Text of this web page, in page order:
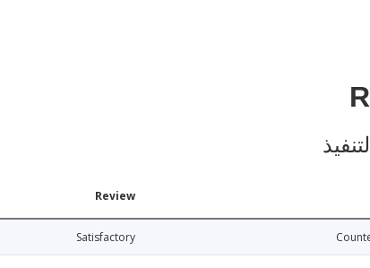
Review
Satisfactory